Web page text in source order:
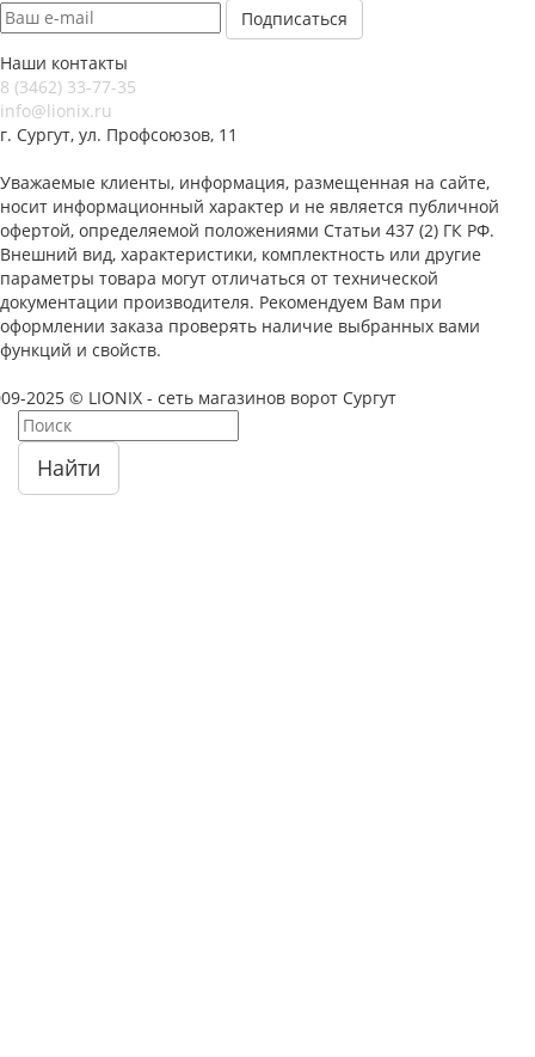
Наши контакты
8 (3462) 33-77-35
info@lionix.ru
г. Сургут, ул. Профсоюзов, 11
Уважаемые клиенты, информация, размещенная на сайте,
носит информационный характер и не является публичной
офертой, определяемой положениями Статьи 437 (2) ГК РФ.
Внешний вид, характеристики, комплектность или другие
параметры товара могут отличаться от технической
документации производителя. Рекомендуем Вам при
оформлении заказа проверять наличие выбранных вами
функций и свойств.
2025 © LIONIX - сеть магазинов ворот Сургут
Найти